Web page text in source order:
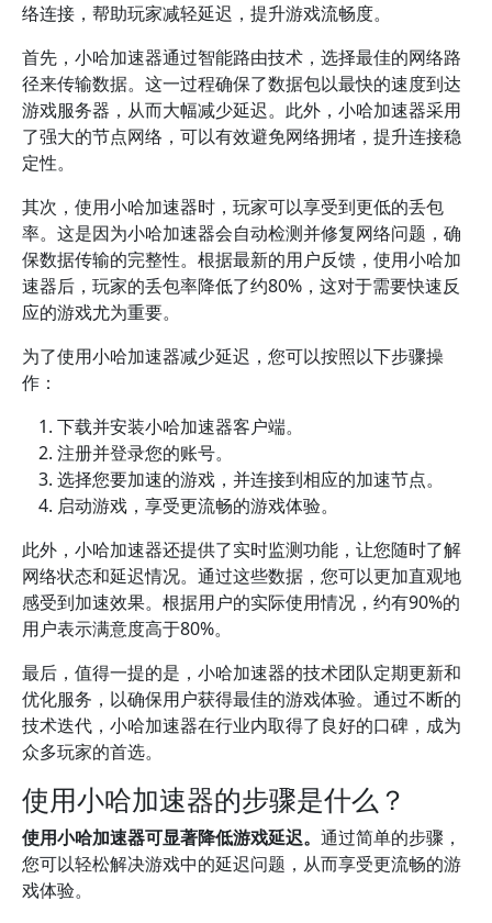
络连接，帮助玩家减轻延迟，提升游戏流畅度。
首先，小哈加速器通过智能路由技术，选择最佳的网络路
径来传输数据。这一过程确保了数据包以最快的速度到达
游戏服务器，从而大幅减少延迟。此外，小哈加速器采用
了强大的节点网络，可以有效避免网络拥堵，提升连接稳
定性。
其次，使用小哈加速器时，玩家可以享受到更低的丢包
率。这是因为小哈加速器会自动检测并修复网络问题，确
保数据传输的完整性。根据最新的用户反馈，使用小哈加
速器后，玩家的丢包率降低了约80%，这对于需要快速反
应的游戏尤为重要。
为了使用小哈加速器减少延迟，您可以按照以下步骤操
作：
下载并安装小哈加速器客户端。
注册并登录您的账号。
选择您要加速的游戏，并连接到相应的加速节点。
启动游戏，享受更流畅的游戏体验。
此外，小哈加速器还提供了实时监测功能，让您随时了解
网络状态和延迟情况。通过这些数据，您可以更加直观地
感受到加速效果。根据用户的实际使用情况，约有90%的
用户表示满意度高于80%。
最后，值得一提的是，小哈加速器的技术团队定期更新和
优化服务，以确保用户获得最佳的游戏体验。通过不断的
技术迭代，小哈加速器在行业内取得了良好的口碑，成为
众多玩家的首选。
使用小哈加速器的步骤是什么？
使用小哈加速器可显著降低游戏延迟。 通过简单的步骤，
您可以轻松解决游戏中的延迟问题，从而享受更流畅的游
戏体验。